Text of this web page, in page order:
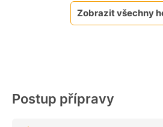
Zobrazit všechny
Postup přípravy